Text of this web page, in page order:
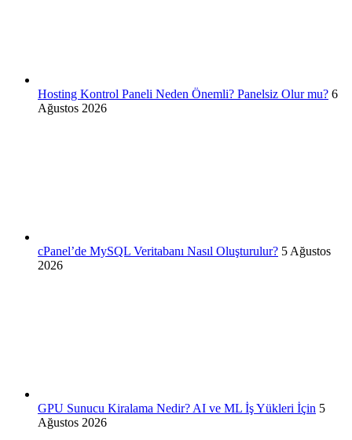
Hosting Kontrol Paneli Neden Önemli? Panelsiz Olur mu? 6
Ağustos 2026
cPanel’de MySQL Veritabanı Nasıl Oluşturulur? 5 Ağustos
2026
GPU Sunucu Kiralama Nedir? AI ve ML İş Yükleri İçin 5
Ağustos 2026